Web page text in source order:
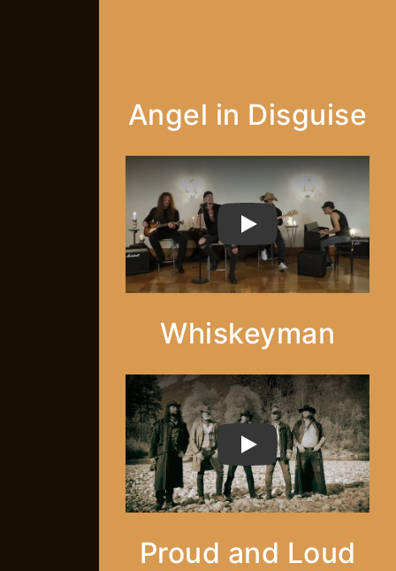
Angel in Disguise
PLAY
Whiskeyman
PLAY
Proud and Loud